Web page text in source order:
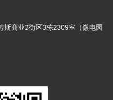
斯商业2街区3栋2309室（微电园